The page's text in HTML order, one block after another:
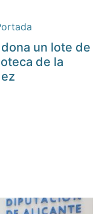
un lote de
de la